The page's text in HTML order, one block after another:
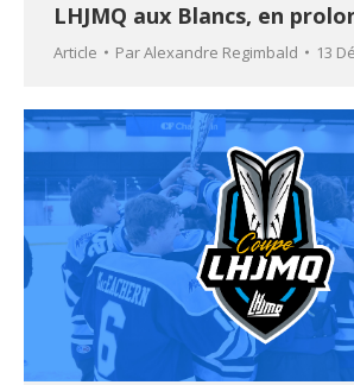
LHJMQ aux Blancs, en
Article ParAlexandre Regimbald 13